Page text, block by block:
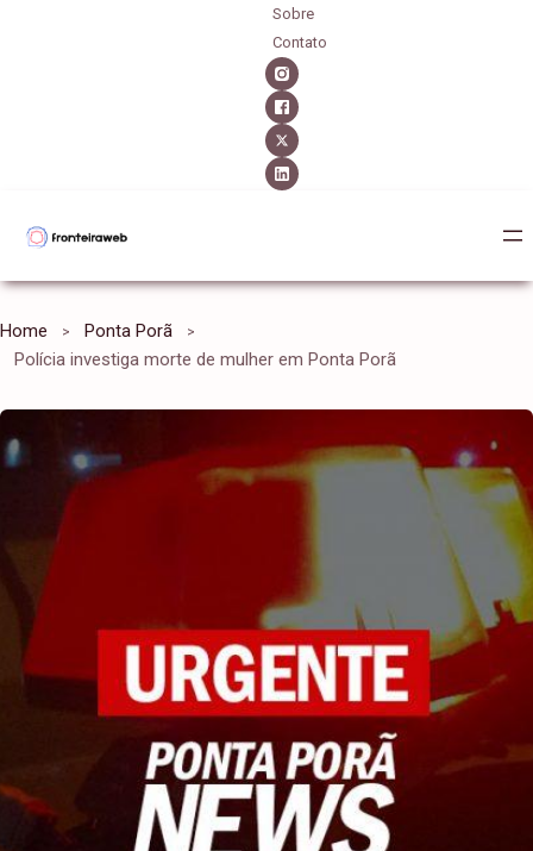
Sobre
Contato
Home
Ponta Porã
Polícia investiga morte de mulher em Ponta Porã